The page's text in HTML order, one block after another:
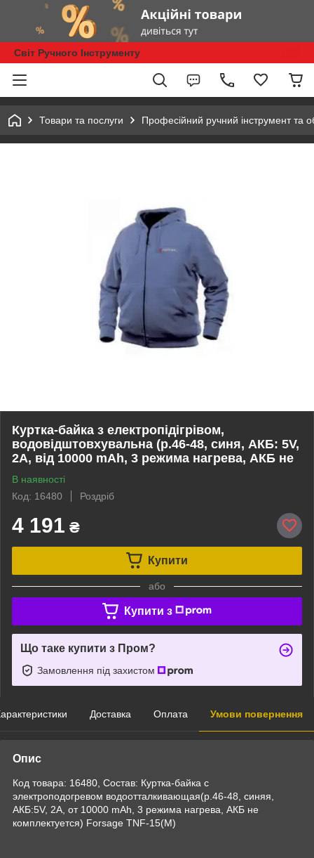
Світ Ручного Інструменту
Товари та послуги Професійний ручний інструмент та
Куртка-байка з електропідігрівом,
водовідштовхувальна (р.46-48, синя, АКБ: 5V,
2A, від 10000 mAh, 3 режима нагрева, АКБ не
В наявності
Код: 16480
Роздріб
4 191 ₴
Купити
або
Купити з
Що таке купити з Пром?
Замовлення під захистом
Доставка Оплата Умови повернення
Опис
Код товара: 16480, Состав: Куртка-байка с
электроподогревом водоотталкивающая(р.46-48, синяя,
АКБ:5V, 2A, от 10000 mAh, 3 режима нагрева, АКБ не
комплектуется) Forsage TNF-15(M)